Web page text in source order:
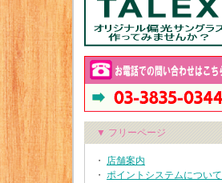
▼ フリーページ
・ 店舗案内
・ ポイントシステムについて